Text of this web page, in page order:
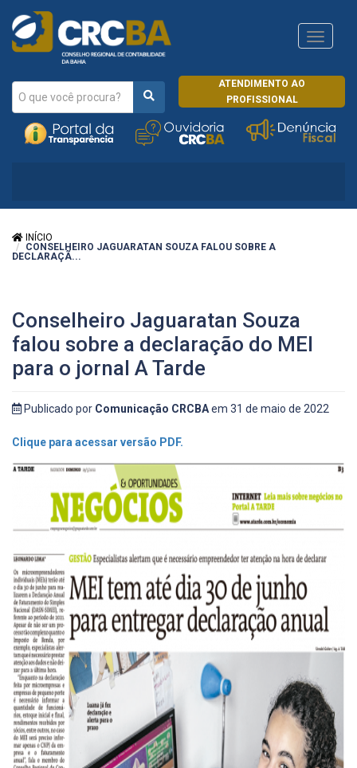
ATENDIMENTO AO
PROFISSIONAL
CRCRJ
INÍCIO
CONSELHEIRO JAGUARATAN SOUZA FALOU SOBRE A
DECLARAÇÃ...
Conselheiro Jaguaratan Souza
falou sobre a declaração do MEI
para o jornal A Tarde
Publicado por Comunicação CRCBAem 31 de maio de 2022
Clique para acessar versão PDF.